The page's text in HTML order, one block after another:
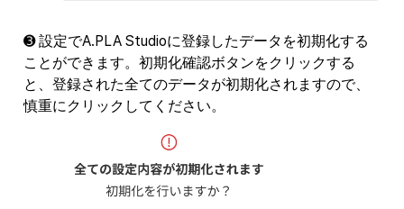
➌ 設定でA.PLA Studioに登録したデータを初期化する
ことができます。初期化確認ボタンをクリックする
と、登録された全てのデータが初期化されますので、
慎重にクリックしてください。